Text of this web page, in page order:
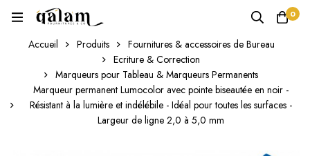
0
Accueil Produits
Fournitures & accessoires de Bureau
Ecriture & Correction
Marqueurs pour Tableau & Marqueurs Permanents
Marqueur permanent Lumocolor avec pointe biseautée en noir -
Résistant à la lumière et indélébile - Idéal pour toutes les surfaces -
Largeur de ligne 2,0 à 5,0 mm